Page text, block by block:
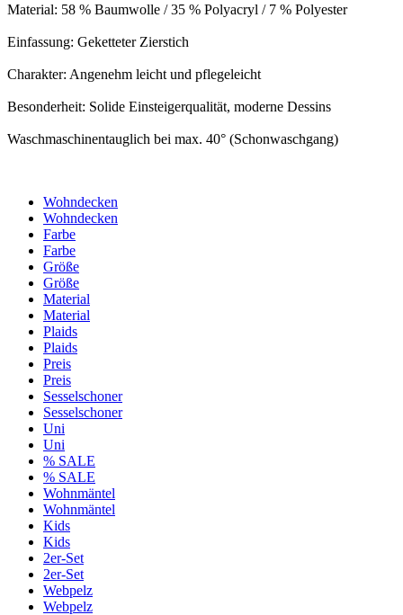
Material: 58 % Baumwolle / 35 % Polyacryl / 7 % Polyester
Einfassung: Geketteter Zierstich
Charakter: Angenehm leicht und pflegeleicht
Besonderheit: Solide Einsteigerqualität, moderne Dessins
Waschmaschinentauglich bei max. 40° (Schonwaschgang)
Wohndecken
Wohndecken
Farbe
Farbe
Größe
Größe
Material
Material
Plaids
Plaids
Preis
Preis
Sesselschoner
Sesselschoner
Uni
Uni
% SALE
% SALE
Wohnmäntel
Wohnmäntel
Kids
Kids
2er-Set
2er-Set
Webpelz
Webpelz